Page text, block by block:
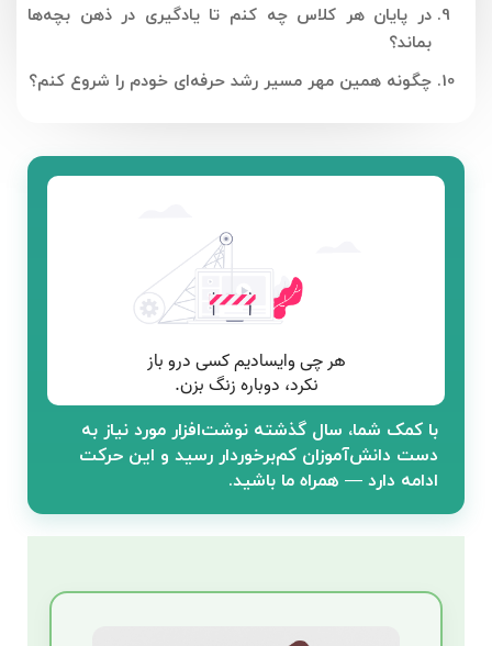
در پایان هر کلاس چه کنم تا یادگیری در ذهن بچه‌ها
بماند؟
چگونه همین مهر مسیر رشد حرفه‌ای خودم را شروع کنم؟​
با کمک شما، سال گذشته نوشت‌افزار مورد نیاز به
دست دانش‌آموزان کم‌برخوردار رسید و این حرکت
ادامه دارد — همراه ما باشید.